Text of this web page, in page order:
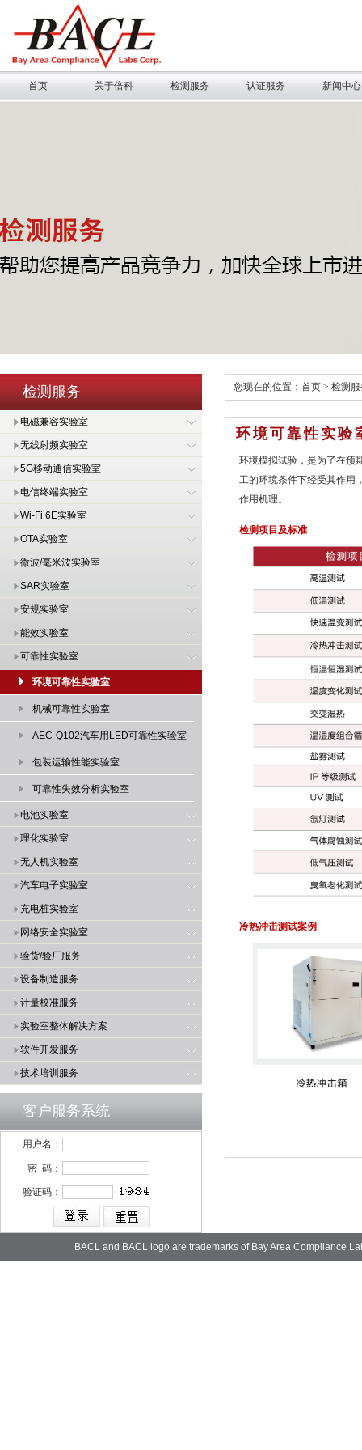
首页 关于倍科 检测服务 认证服务 新闻中心
检测服务
电磁兼容实验室
无线射频实验室
5G移动通信实验室
电信终端实验室
Wi-Fi 6E实验室
OTA实验室
微波/毫米波实验室
SAR实验室
安规实验室
能效实验室
可靠性实验室
环境可靠性实验室
机械可靠性实验室
AEC-Q102汽车用LED可靠性实验室
包装运输性能实验室
可靠性失效分析实验室
电池实验室
理化实验室
无人机实验室
汽车电子实验室
充电桩实验室
网络安全实验室
验货/验厂服务
设备制造服务
计量校准服务
实验室整体解决方案
软件开发服务
技术培训服务
客户服务系统
用户名：
密 码：
验证码：
您现在的位置： 首页 > 检测
环境可靠性实验
环境模拟试验，是为了在预
工的环境条件下经受其作用
作用机理。
检测项目及标准
冷热冲击测试案例
BACL and BACL logo are trademarks of Bay Area